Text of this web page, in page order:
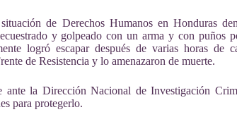
de Derechos Humanos en Honduras
y golpeado con un arma y con puños
logró escapar después de varias horas de
de Resistencia y lo amenazaron de muerte.
ante la Dirección Nacional de Investigación
para protegerlo.